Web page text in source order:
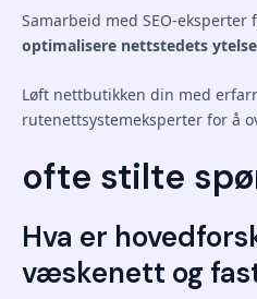
Samarbeid med SEO-eksperter
optimalisere nettstedets
Løft nettbutikken din med
rutenettsystemeksperter for å
ofte stilte
Hva er
væskenett og